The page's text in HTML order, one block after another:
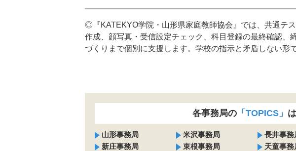
◎『KATEKYO学院・山形県家庭教師協会』では、共通テ
作成、顔写真・受信設定チェック、科目登録の最終確認、
づくりまで個別に支援します。学校の指示と矛盾しない形
各事務局の「TOPICS」
山形事務局 米沢事務局 長井事務
新庄事務局
東根事務局 天童事務